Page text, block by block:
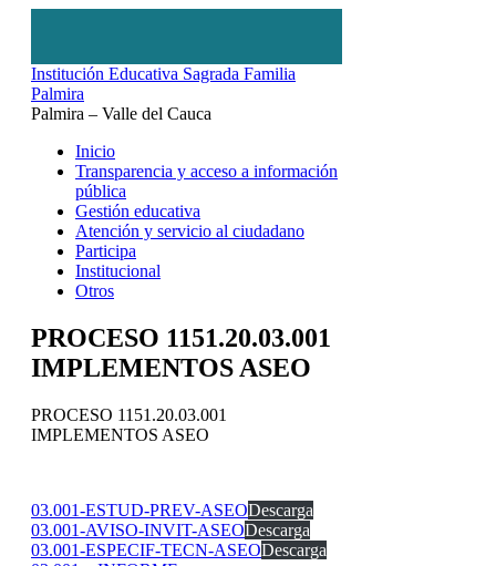
Institución Educativa Sagrada Familia
Palmira
Palmira – Valle del Cauca
Inicio
Transparencia y acceso a información
pública
Gestión educativa
Atención y servicio al ciudadano
Participa
Institucional
Otros
PROCESO 1151.20.03.001
IMPLEMENTOS ASEO
PROCESO 1151.20.03.001
IMPLEMENTOS ASEO
03.001-ESTUD-PREV-ASEODescarga
03.001-AVISO-INVIT-ASEODescarga
03.001-ESPECIF-TECN-ASEODescarga